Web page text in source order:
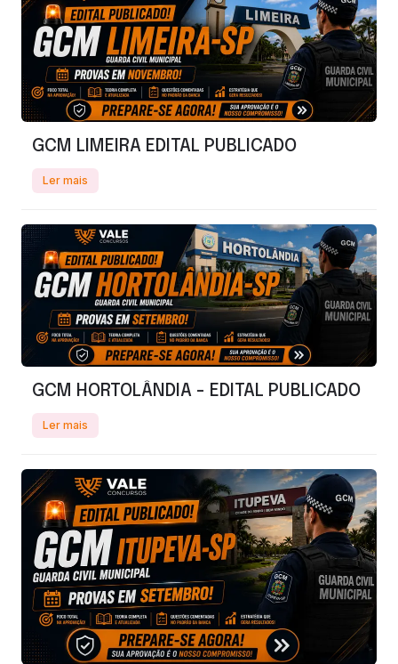
GCM LIMEIRA EDITAL PUBLICADO
Ler mais
GCM HORTOLÂNDIA - EDITAL PUBLICADO
Ler mais